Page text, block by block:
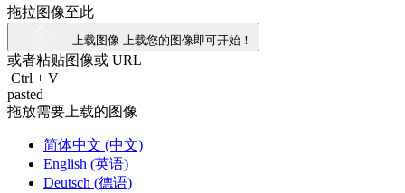
拖拉图像至此
上载图像 上载您的图像即可开始！
或者粘贴图像或 URL
Ctrl + V
pasted
拖放需要上载的图像
简体中文 (中文)
English (英语)
Deutsch (德语)